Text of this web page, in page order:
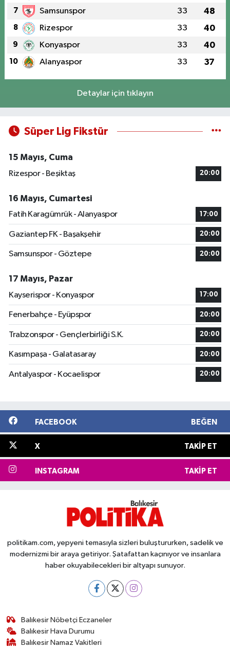
7 Samsunspor 33 48
8 Rizespor 33 40
9 Konyaspor 33 40
10 Alanyaspor 33 37
Detaylar için tıklayın
Süper Lig Fikstür
15 Mayıs, Cuma
Rizespor - Beşiktaş
20:00
16 Mayıs, Cumartesi
Fatih Karagümrük - Alanyaspor
17:00
Gaziantep FK - Başakşehir 20:00
Samsunspor - Göztepe 20:00
17 Mayıs, Pazar
Kayserispor - Konyaspor
17:00
Fenerbahçe - Eyüpspor 20:00
Trabzonspor - Gençlerbirliği S.K. 20:00
Kasımpaşa - Galatasaray 20:00
Antalyaspor - Kocaelispor 20:00
FACEBOOK BEĞEN
X TAKIP ET
INSTAGRAM TAKIP ET
politikam.com, yepyeni temasıyla sizleri buluştururken, sadelik ve
modernizmi bir araya getiriyor. Şatafattan kaçınıyor ve insanlara
haber okuyabilecekleri bir altyapı sunuyor.
Balıkesir Nöbetçi Eczaneler
Balıkesir Hava Durumu
Balıkesir Namaz Vakitleri